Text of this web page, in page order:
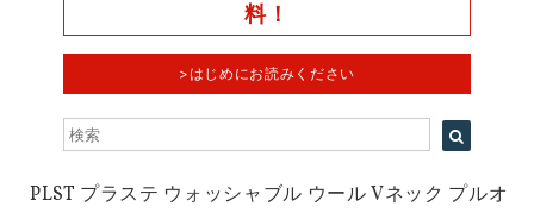
料！
>はじめにお読みください
PLST プラステ ウォッシャブル ウール Vネック プルオ